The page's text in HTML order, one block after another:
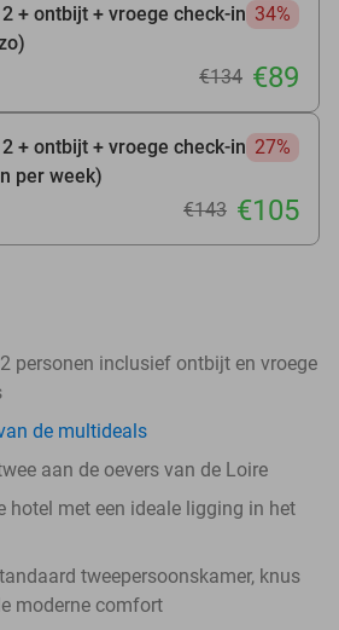
+ ontbijt + vroege check-in 34%
€134 €89
+ ontbijt + vroege check-in
per week)
27%
€143 €105
personen inclusief ontbijt en vroege
de multideals
aan de oevers van de Loire
hotel met een ideale ligging in het
tweepersoonskamer, knus
moderne comfort